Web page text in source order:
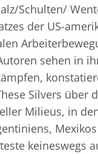
Schulten/
der US-
sehen in
Silvers über
Milieus, in